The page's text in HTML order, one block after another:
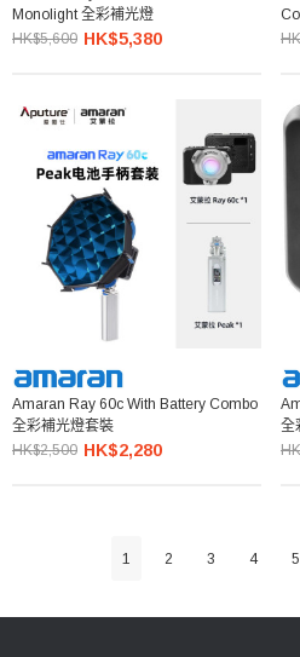
Monolight 全彩補光燈
HK$5,600 HK$5,380
Amaran Ray 60c With Battery Combo
全彩補光燈套裝
HK$2,500 HK$2,280
全
1 2 3 4 5